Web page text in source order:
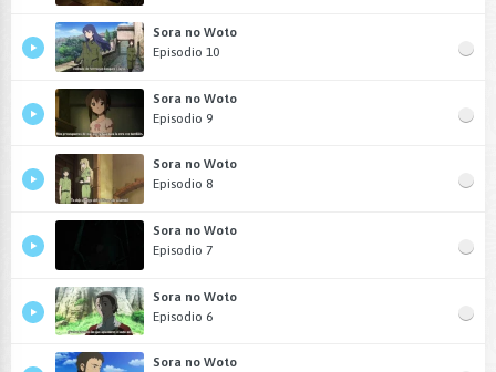
Sora no Woto
Episodio 10
Sora no Woto
Episodio 9
Sora no Woto
Episodio 8
Sora no Woto
Episodio 7
Sora no Woto
Episodio 6
Sora no Woto